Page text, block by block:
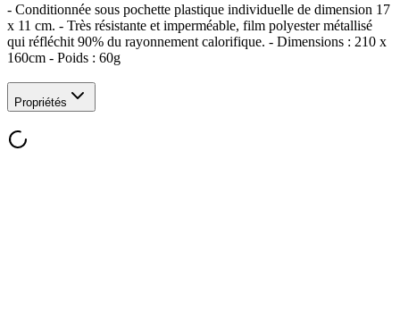
- Conditionnée sous pochette plastique individuelle de dimension 17
x 11 cm. - Très résistante et imperméable, film polyester métallisé
qui réfléchit 90% du rayonnement calorifique. - Dimensions : 210 x
160cm - Poids : 60g
Propriétés